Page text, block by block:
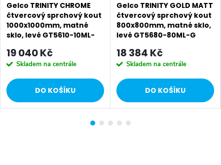
Gelco TRINITY CHROME
čtvercový sprchový kout
1000x1000mm, matné
sklo, levé GT5610-10ML-
19 040 Kč
Skladem na centrále
DO KOŠÍKU
Gelco TRINITY GOLD MATT
čtvercový sprchový kout
800x800mm, matné sklo,
levé GT5680-80ML-G
18 384 Kč
Skladem na centrále
DO KOŠÍKU